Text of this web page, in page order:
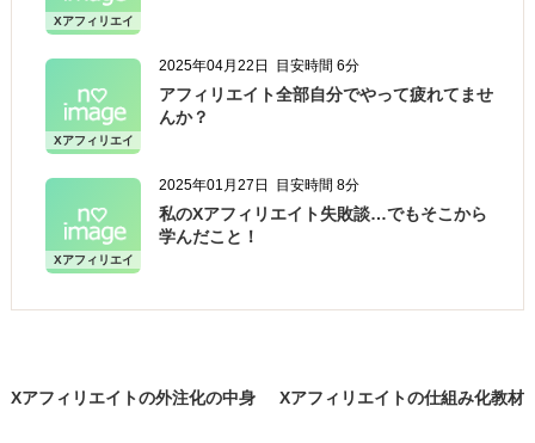
Xアフィリエイ
ト
Xアフィリエイ
ト
2025年04月22日 目安時間 6分
アフィリエイト全部自分でやって疲れてませ
んか？
Xアフィリエイ
ト
2025年01月27日 目安時間 8分
私のXアフィリエイト失敗談…でもそこから
学んだこと！
Xアフィリエイトの外注化の中身
Xアフィリエイトの仕組み化教材